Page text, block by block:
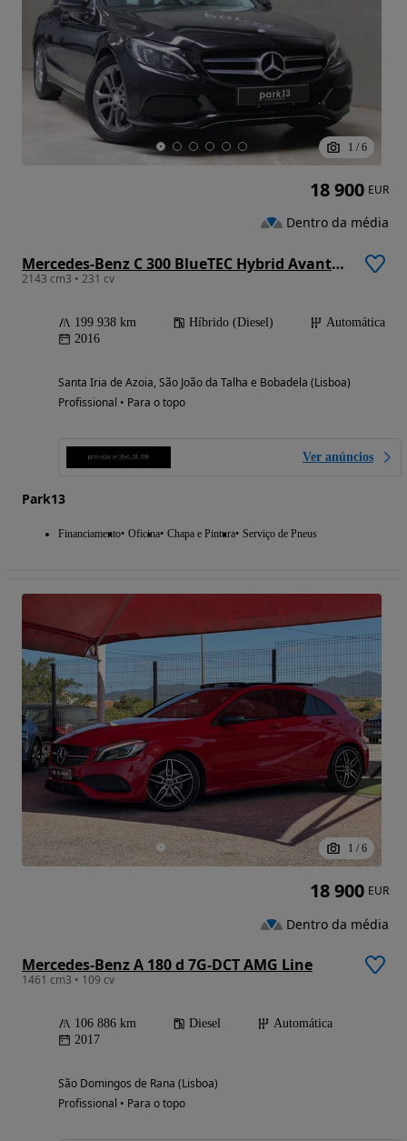
1 / 6
Mercedes-Benz C 300 BlueTEC Hybrid Avantgarde
2143 cm3 • 231 cv
199 938 km Híbrido (Diesel)
Automática
2016
Santa Iria de Azoia, São João da Talha e Bobadela (Lisboa)
Profissional • Para o topo
Ver anúncios
Park13
Financiamento Oficina Chapa e Pintura Serviço de Pneus
18 900 EUR
Dentro da média
1 / 6
Mercedes-Benz A 180 d 7G-DCT AMG Line
1461 cm3 • 109 cv
106 886 km Diesel
Automática
2017
São Domingos de Rana (Lisboa)
Profissional • Para o topo
18 900 EUR
Dentro da média